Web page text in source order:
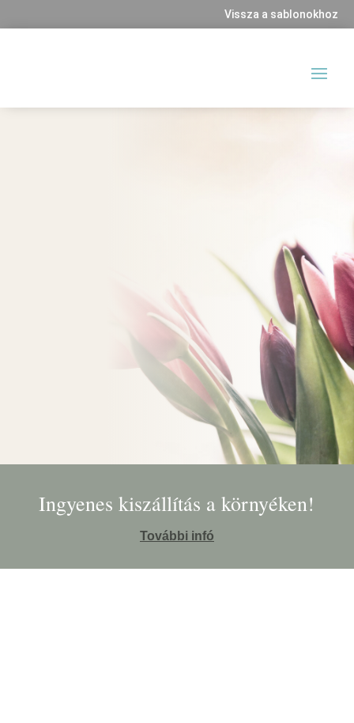
Vissza a sablonokhoz
Ingyenes kiszállítás a környéken!
További infó